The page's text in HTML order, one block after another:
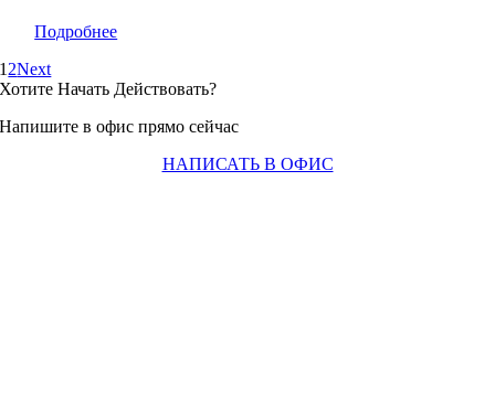
Подробнее
1 2Next
Хотите Начать Действовать?
Напишите в офис прямо сейчас
НАПИСАТЬ В ОФИС